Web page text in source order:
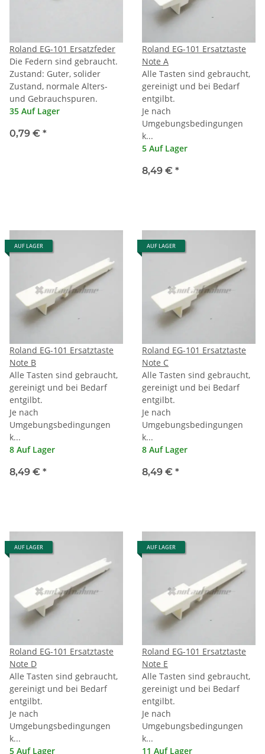
Roland EG-101 Ersatzfeder
Die Federn sind gebraucht.
Zustand: Guter, solider
Zustand, normale Alters-
und Gebrauchspuren.
35 Auf Lager
0,79 € *
Roland EG-101 Ersatztaste
Note A
Alle Tasten sind gebraucht,
gereinigt und bei Bedarf
entgilbt.
Je nach
Umgebungsbedingungen
k...
5 Auf Lager
8,49 € *
AUF LAGER
Roland EG-101 Ersatztaste
Note B
Alle Tasten sind gebraucht,
gereinigt und bei Bedarf
entgilbt.
Je nach
Umgebungsbedingungen
k...
8 Auf Lager
8,49 € *
AUF LAGER
Roland EG-101 Ersatztaste
Note C
Alle Tasten sind gebraucht,
gereinigt und bei Bedarf
entgilbt.
Je nach
Umgebungsbedingungen
k...
8 Auf Lager
8,49 € *
AUF LAGER
Roland EG-101 Ersatztaste
Note D
Alle Tasten sind gebraucht,
gereinigt und bei Bedarf
entgilbt.
Je nach
Umgebungsbedingungen
k...
5 Auf Lager
AUF LAGER
Roland EG-101 Ersatztaste
Note E
Alle Tasten sind gebraucht,
gereinigt und bei Bedarf
entgilbt.
Je nach
Umgebungsbedingungen
k...
11 Auf Lager